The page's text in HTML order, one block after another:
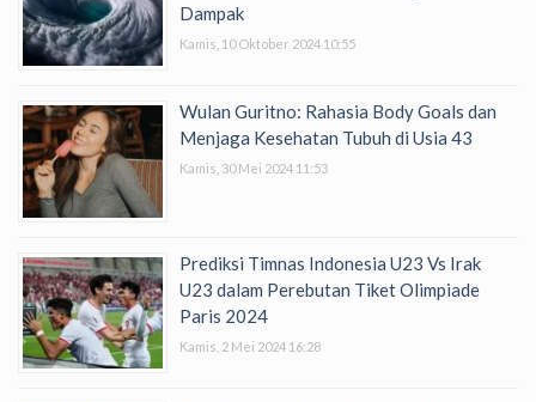
Dampak
Kamis, 10 Oktober 2024 10:55
Wulan Guritno: Rahasia Body Goals dan
Menjaga Kesehatan Tubuh di Usia 43
Kamis, 30 Mei 2024 11:53
Prediksi Timnas Indonesia U23 Vs Irak
U23 dalam Perebutan Tiket Olimpiade
Paris 2024
Kamis, 2 Mei 2024 16:28